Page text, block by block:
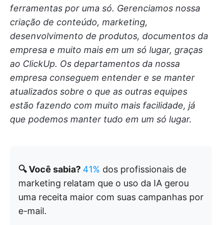
ferramentas por uma só. Gerenciamos nossa
criação de conteúdo, marketing,
desenvolvimento de produtos, documentos da
empresa e muito mais em um só lugar, graças
ao ClickUp. Os departamentos da nossa
empresa conseguem entender e se manter
atualizados sobre o que as outras equipes
estão fazendo com muito mais facilidade, já
que podemos manter tudo em um só lugar.
🔍 Você sabia? 41% dos profissionais de
marketing relatam que o uso da IA gerou
uma receita maior com suas campanhas por
e-mail.